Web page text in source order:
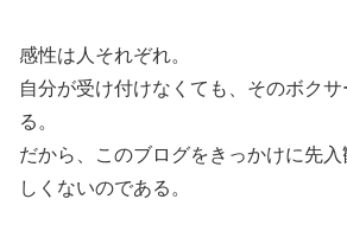
感性は人それぞれ。
自分が受け付けなくても、そのボク
る。
だから、このブログをきっかけに先
しくないのである。